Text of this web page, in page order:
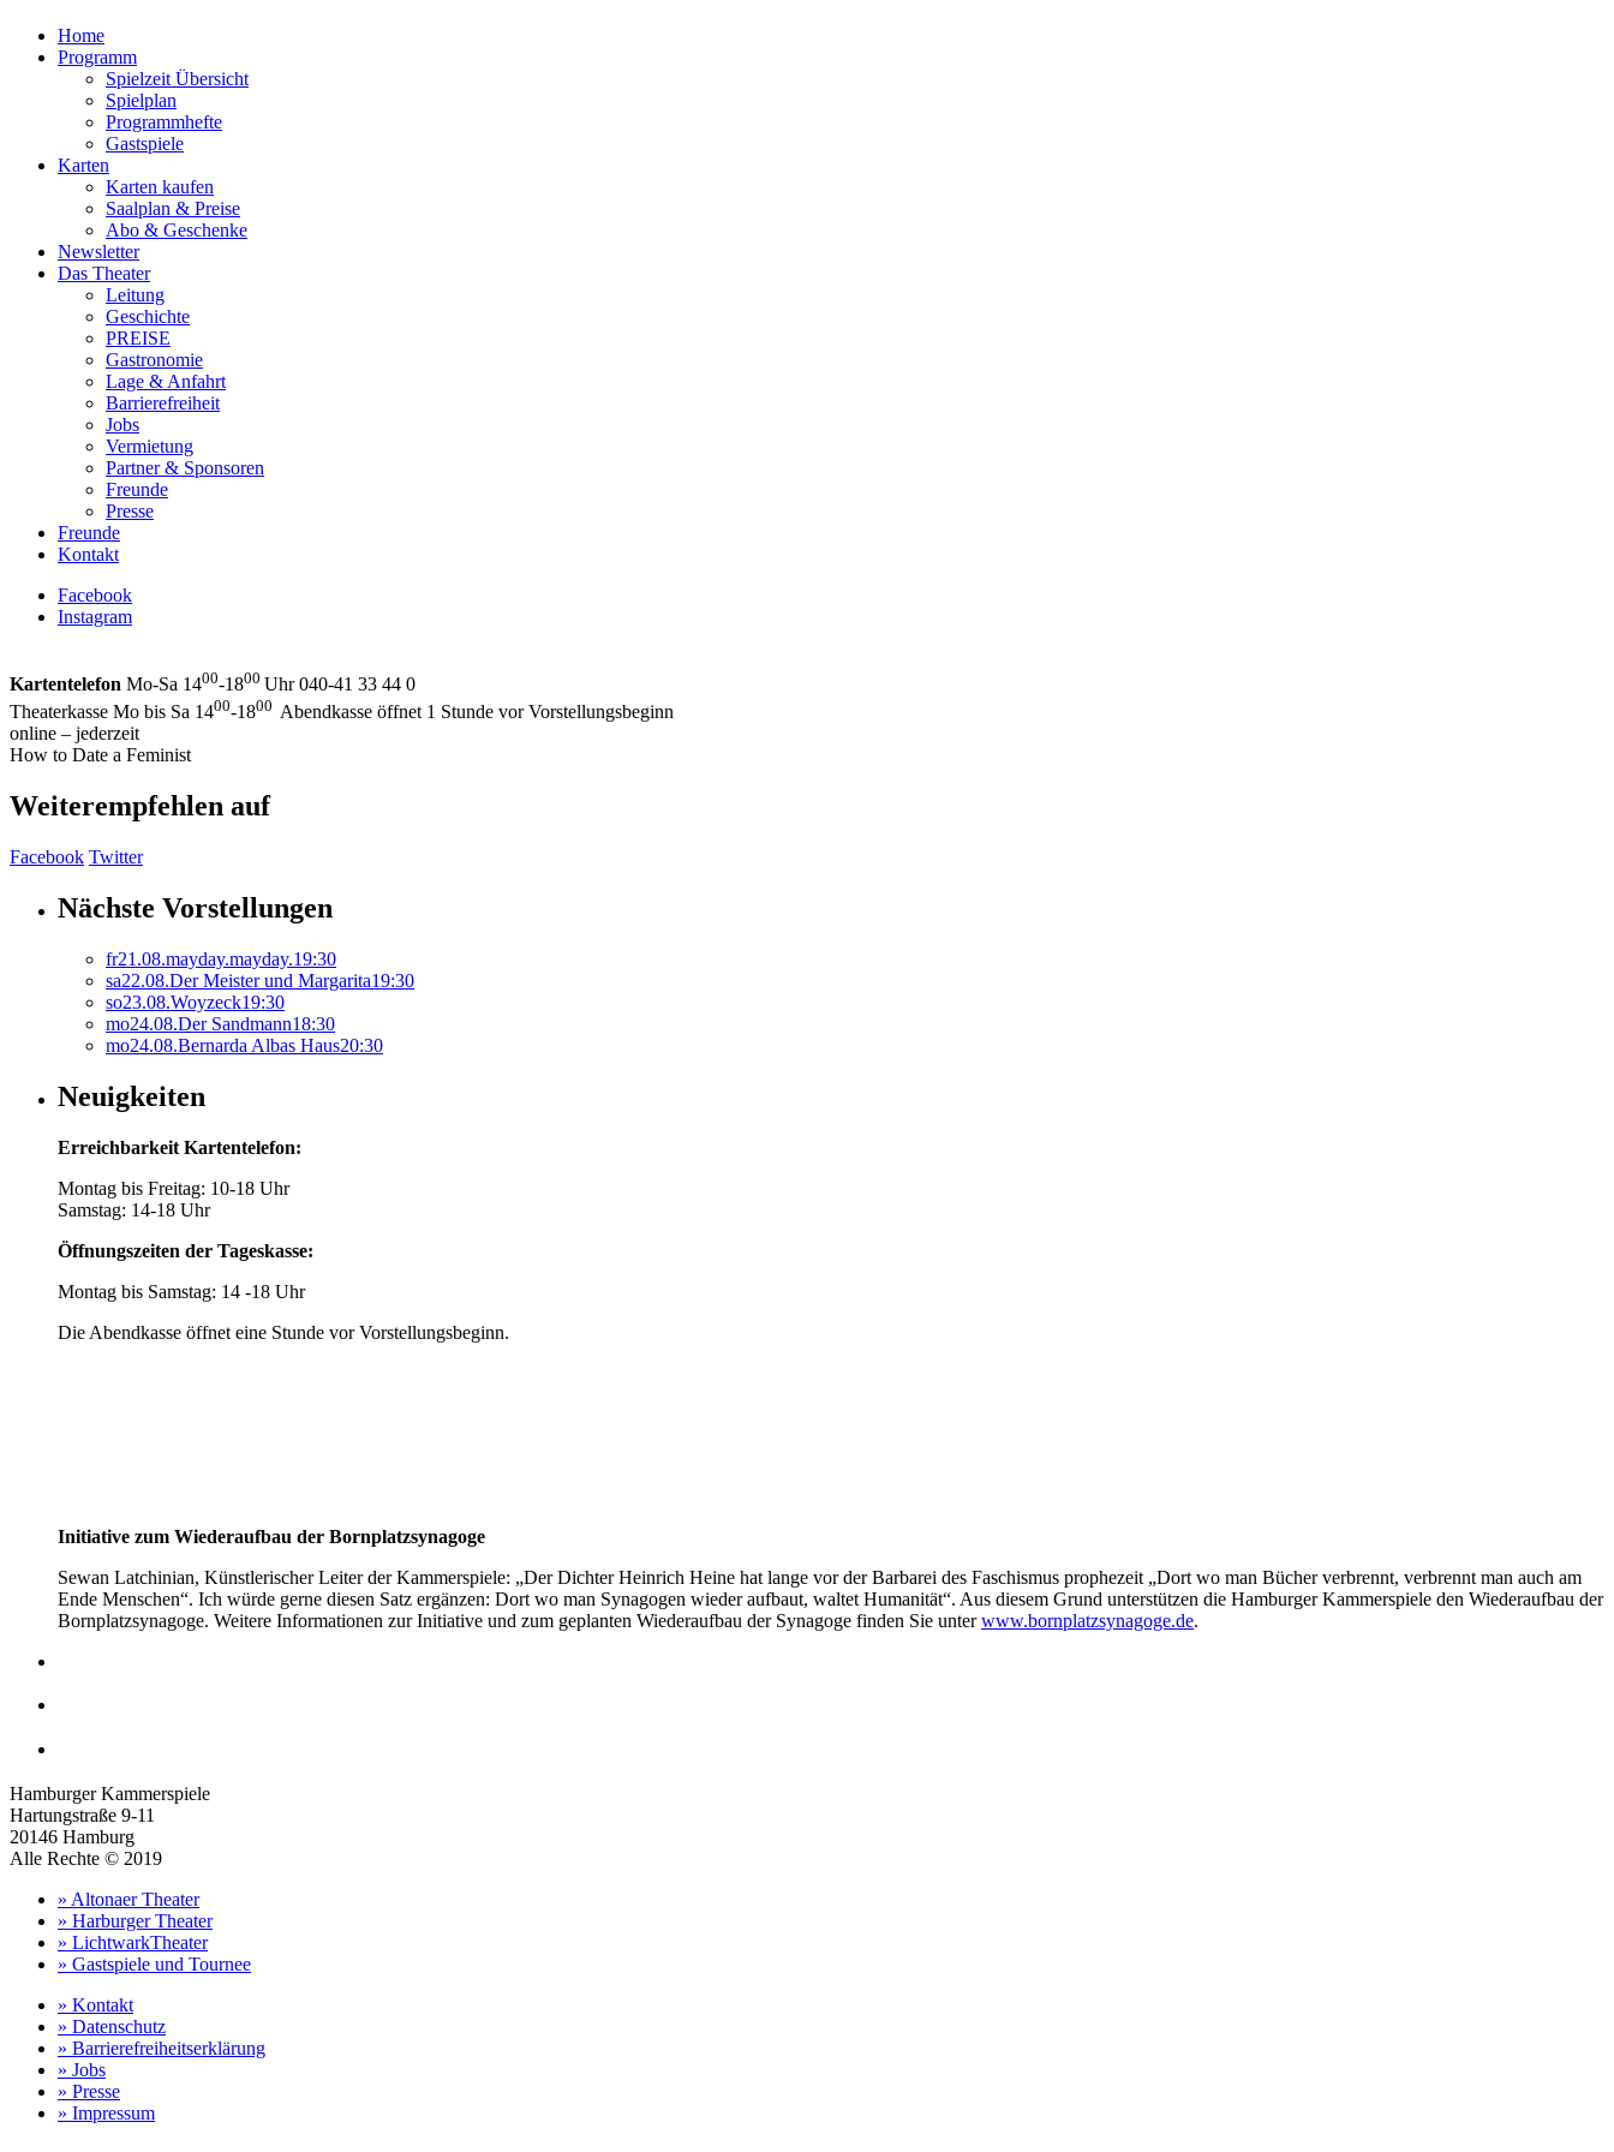
Home
Programm
Spielzeit Übersicht
Spielplan
Programmhefte
Gastspiele
Karten
Karten kaufen
Saalplan & Preise
Abo & Geschenke
Newsletter
Das Theater
Leitung
Geschichte
PREISE
Gastronomie
Lage & Anfahrt
Barrierefreiheit
Jobs
Vermietung
Partner & Sponsoren
Freunde
Presse
Freunde
Kontakt
Facebook
Instagram
Kartentelefon Mo-Sa 1400-1800 Uhr 040-41 33 44 0
Theaterkasse Mo bis Sa 1400-1800 Abendkasse öffnet 1 Stunde vor Vorstellungsbeginn
online – jederzeit
How to Date a Feminist
Weiterempfehlen auf
Facebook Twitter
Nächste Vorstellungen
fr21.08.mayday.mayday.19:30
sa22.08.Der Meister und Margarita19:30
so23.08.Woyzeck19:30
mo24.08.Der Sandmann18:30
mo24.08.Bernarda Albas Haus20:30
Neuigkeiten
Erreichbarkeit Kartentelefon:
Montag bis Freitag: 10-18 Uhr
Samstag: 14-18 Uhr
Öffnungszeiten der Tageskasse:
Montag bis Samstag: 14 -18 Uhr
Die Abendkasse öffnet eine Stunde vor Vorstellungsbeginn.
Initiative zum Wiederaufbau der Bornplatzsynagoge
Sewan Latchinian, Künstlerischer Leiter der Kammerspiele: „Der Dichter Heinrich Heine hat lange vor der Barbarei des Faschismus prophezeit „Dort wo man Bücher verbrennt, verbrennt man auch am
Ende Menschen“. Ich würde gerne diesen Satz ergänzen: Dort wo man Synagogen wieder aufbaut, waltet Humanität“. Aus diesem Grund unterstützen die Hamburger Kammerspiele den Wiederaufbau der
Bornplatzsynagoge. Weitere Informationen zur Initiative und zum geplanten Wiederaufbau der Synagoge finden Sie unterwww.bornplatzsynagoge.de.
Hamburger Kammerspiele
Hartungstraße 9-11
20146 Hamburg
Alle Rechte © 2019
» Altonaer Theater
» Harburger Theater
» LichtwarkTheater
» Gastspiele und Tournee
» Kontakt
» Datenschutz
» Barrierefreiheitserklärung
» Jobs
» Presse
» Impressum